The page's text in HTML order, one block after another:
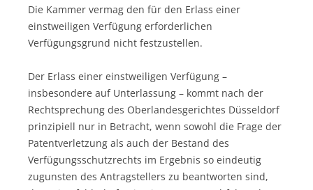
Die Kammer vermag den für den Erlass einer
einstweiligen Verfügung erforderlichen
Verfügungsgrund nicht festzustellen.
Der Erlass einer einstweiligen Verfügung –
insbesondere auf Unterlassung – kommt nach der
Rechtsprechung des Oberlandesgerichtes Düsseldorf
prinzipiell nur in Betracht, wenn sowohl die Frage der
Patentverletzung als auch der Bestand des
Verfügungsschutzrechts im Ergebnis so eindeutig
zugunsten des Antragstellers zu beantworten sind,